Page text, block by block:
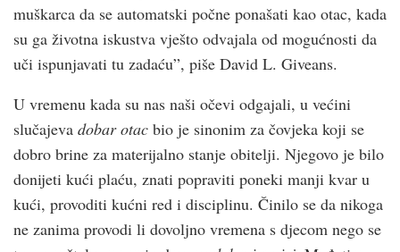
muškarca da se automatski počne ponašati kao otac, kada
su ga životna iskustva vješto odvajala od mogućnosti da
uči ispunjavati tu zadaću”, piše David L. Giveans.
U vremenu kada su nas naši očevi odgajali, u većini
slučajeva dobar otac bio je sinonim za čovjeka koji se
dobro brine za materijalno stanje obitelji. Njegovo je bilo
donijeti kući plaću, znati popraviti poneki manji kvar u
kući, provoditi kućni red i disciplinu. Činilo se da nikoga
ne zanima provodi li dovoljno vremena s djecom nego se